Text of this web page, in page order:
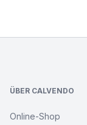
ÜBER CALVENDO
Online-Shop